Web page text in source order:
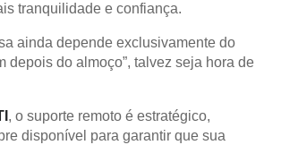
tranquilidade e confiança.
ainda depende exclusivamente do
depois do almoço”, talvez seja hora de
, o suporte remoto é estratégico,
disponível para garantir que sua